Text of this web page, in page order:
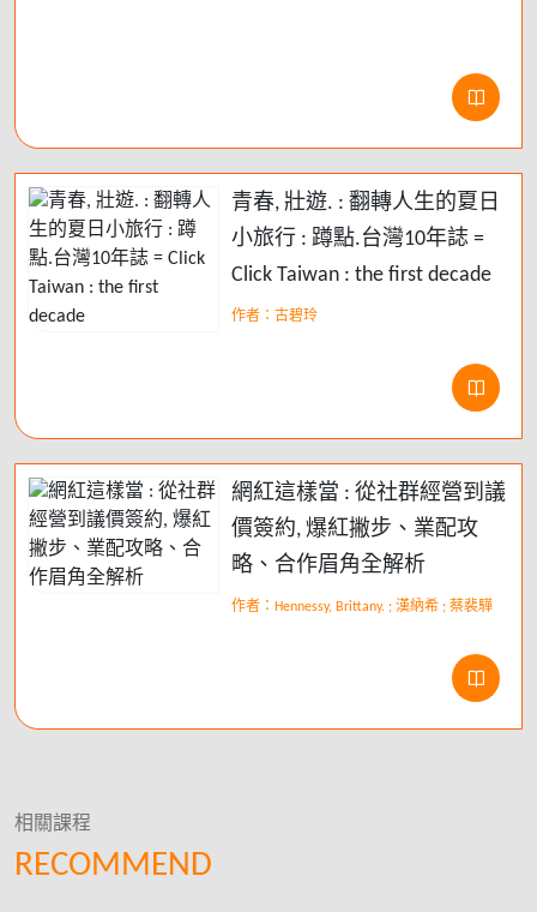
青春, 壯遊. : 翻轉人生的夏日
小旅行 : 蹲點.台灣10年誌 =
Click Taiwan : the first decade
作者：古碧玲
網紅這樣當 : 從社群經營到議
價簽約, 爆紅撇步、業配攻
略、合作眉角全解析
作者：Hennessy, Brittany. ; 漢納希 ; 蔡裴驊
RECOMMEND
相關課程